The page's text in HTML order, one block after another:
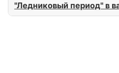
"Ледниковый период" в